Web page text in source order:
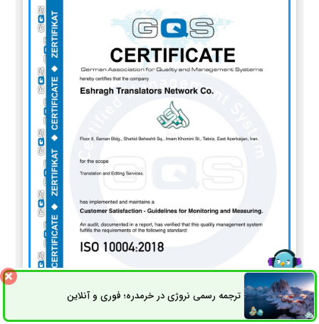
ترجمه رسمی نروژی در خرمدره؛ فوری و آنلاینثبت سفارش راه های ارتباطی